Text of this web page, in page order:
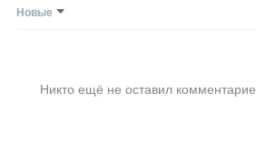
Новые
Никто ещё не оставил